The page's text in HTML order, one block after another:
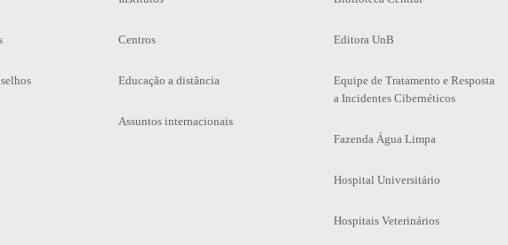
Centros
Educação a distância
Assuntos internacionais
Editora UnB
Equipe de Tratamento e Resposta
a Incidentes Cibernéticos
Fazenda Água Limpa
Hospital Universitário
Hospitais Veterinários